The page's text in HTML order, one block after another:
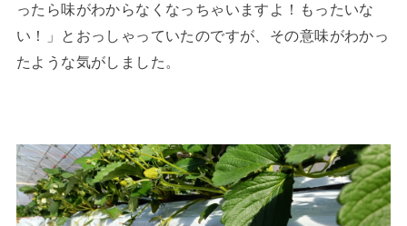
ったら味がわからなくなっちゃいますよ！もったいな
い！」とおっしゃっていたのですが、その意味がわかっ
たような気がしました。